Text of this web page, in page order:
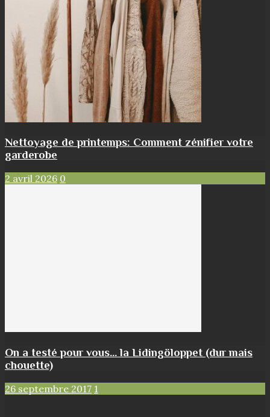
Nettoyage de printemps: Comment zénifier votre
garderobe
2 avril 2026 0
On a testé pour vous… la Lidingöloppet (dur mais
chouette)
26 septembre 2017 1